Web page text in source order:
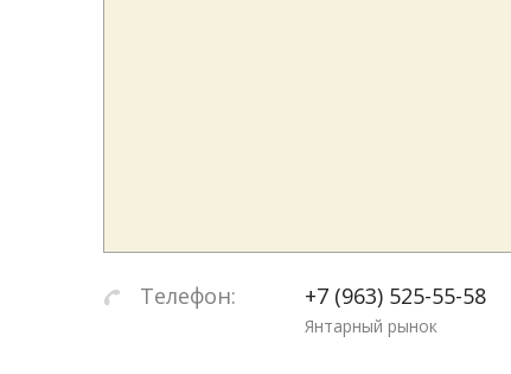
Телефон: +7 (963) 525-55-58
Янтарный рынок